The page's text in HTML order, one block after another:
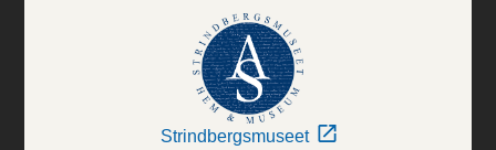
Strindbergsmuseet